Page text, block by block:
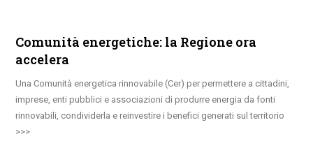
Comunità energetiche: la Regione ora
accelera
Una Comunità energetica rinnovabile (Cer) per permettere a cittadini,
imprese, enti pubblici e associazioni di produrre energia da fonti
rinnovabili, condividerla e reinvestire i benefici generati sul territorio